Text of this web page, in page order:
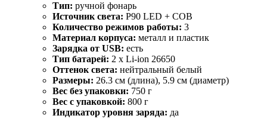
Тип: ручной фонарь
Источник света: P90 LED + COB
Количество режимов работы: 3
Материал корпуса: металл и пластик
Зарядка от USB: есть
Тип батарей: 2 х Li-ion 26650
Оттенок света: нейтральный белый
Размеры: 26.3 см (длина), 5.9 см (диаметр)
Вес без упаковки: 750 г
Вес с упаковкой: 800 г
Индикатор уровня заряда: да